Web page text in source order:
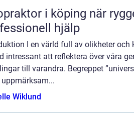
i köping när ryggen behöver
hjälp
I en värld full av olikheter och
intressant att reflektera över våra
till varandra. Begreppet
Wiklund